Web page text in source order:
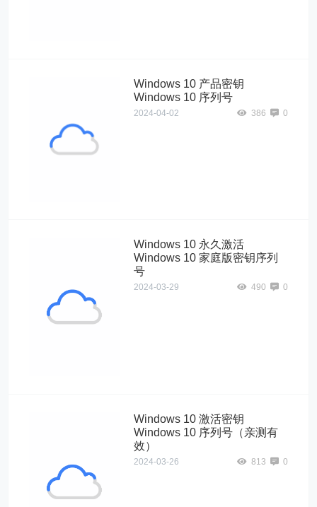
Windows10"
alt="Windows 10
Windows 10 产品密钥
Windows 10 序列号
2024-04-02 386 0
Windows10"
alt="Windows 10
永久激活
Windows 10 永久激活
Windows 10 家庭版密钥序列
号
2024-03-29 490 0
Windows10"
alt="Windows 10
激活密钥
Windows 10 激活密钥
Windows 10 序列号（亲测有
效）
2024-03-26 813 0